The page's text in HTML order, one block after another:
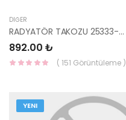
DIĞER
RADYATÖR TAKOZU 25333-H8000-HMC
892.00 ₺
( 151 Görüntüleme )
YENI